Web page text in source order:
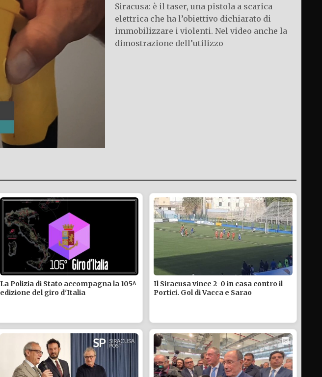
Siracusa: è il taser, una pistola a scarica
elettrica che ha l’obiettivo dichiarato di
immobilizzare i violenti. Nel video anche la
dimostrazione dell’utilizzo
La Polizia di Stato accompagna la 105^
edizione del giro d'Italia
Il Siracusa vince 2-0 in casa contro il
Portici. Gol di Vacca e Sarao